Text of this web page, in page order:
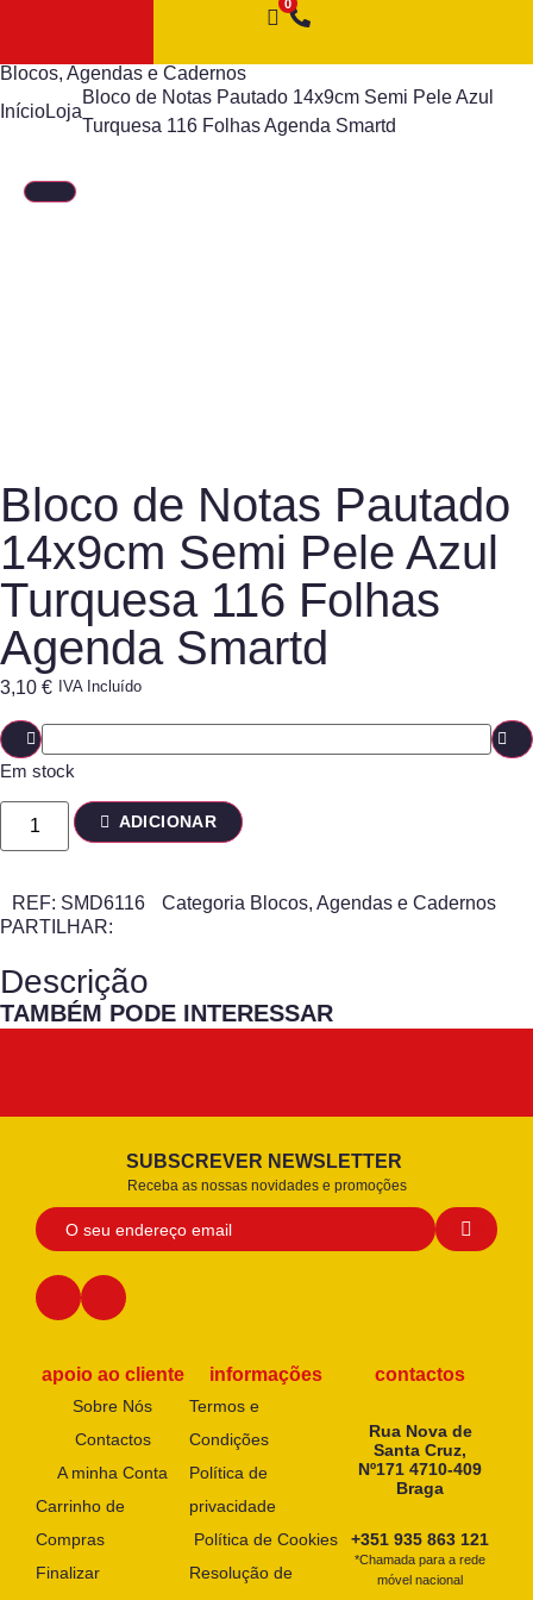
Blocos, Agendas e Cadernos
InícioLoja
Bloco de Notas Pautado 14x9cm Semi Pele Azul
Turquesa 116 Folhas Agenda Smartd
Bloco de Notas Pautado
14x9cm Semi Pele Azul
Turquesa 116 Folhas
Agenda Smartd
3,10 € IVA Incluído
Em stock
ADICIONAR
REF: SMD6116 Categoria Blocos, Agendas e Cadernos
PARTILHAR:
Descrição
TAMBÉM PODE INTERESSAR
SUBSCREVER NEWSLETTER
Receba as nossas novidades e promoções
apoio ao cliente
Sobre Nós
Contactos
A minha Conta
Carrinho de
Compras
Finalizar
informações
Termos e
Condições
Política de
privacidade
Política de Cookies
Resolução de
contactos
Rua Nova de
Santa Cruz,
Nº171 4710-409
Braga
+351 935 863 121
*Chamada para a rede
móvel nacional